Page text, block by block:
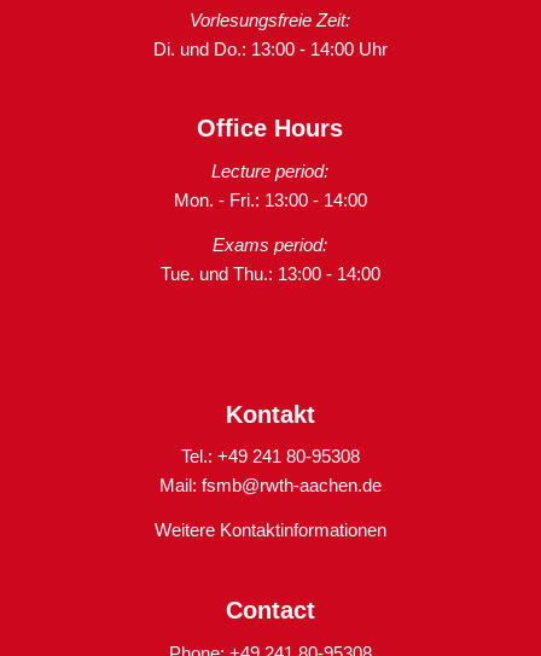
Vorlesungsfreie Zeit:
Di. und Do.: 13:00 - 14:00 Uhr
Office Hours
Lecture period:
Mon. - Fri.: 13:00 - 14:00
Exams period:
Tue. und Thu.: 13:00 - 14:00
Kontakt
Tel.: +49 241 80-95308
Mail: fsmb@rwth-aachen.de
Weitere Kontaktinformationen
Contact